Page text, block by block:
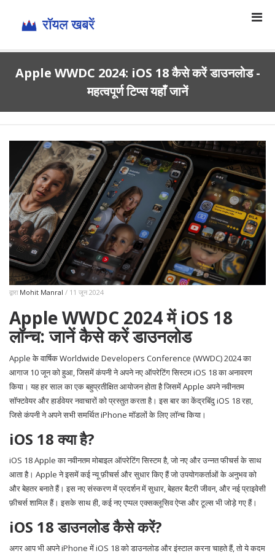
Apple WWDC 2024: iOS 18 कैसे करें डाउनलोड -
महत्वपूर्ण टिप्स यहाँ जानें
द्वारा Mohit Manral / 11 जून 2024
Apple WWDC 2024 में iOS 18
लॉन्च: जानें कैसे करें डाउनलोड
Apple के वार्षिक Worldwide Developers Conference (WWDC) 2024 का
आगाज 10 जून को हुआ, जिसमें कंपनी ने अपने नए ऑपरेटिंग सिस्टम iOS 18 का अनावरण
किया। यह हर साल का एक बहुप्रतीक्षित आयोजन होता है जिसमें Apple अपने नवीनतम
सॉफ्टवेयर और हार्डवेयर नवाचारों को प्रस्तुत करता है। इस बार का केंद्रबिंदु iOS 18 रहा,
जिसे कंपनी ने अपने सभी समर्थित iPhone मॉडलों के लिए लॉन्च किया।
iOS 18 क्या है?
iOS 18 Apple का नवीनतम मोबाइल ऑपरेटिंग सिस्टम है, जो नए और उन्नत फीचर्स के साथ
आता है। Apple ने इसमें कई न्यू फ़ीचर्स और सुधार किए हैं जो उपयोगकर्ताओं के अनुभव को
और बेहतर बनाते हैं। इस नए संस्करण में प्रदर्शन में सुधार, बेहतर बैटरी जीवन, और नई प्राइवेसी
फ़ीचर्स शामिल हैं। इसके साथ ही, कई नए एप्पल एक्सक्लूसिव ऐप्स और टूल्स भी जोड़े गए हैं।
iOS 18 डाउनलोड कैसे करें?
अगर आप भी अपने iPhone में iOS 18 को डाउनलोड और इंस्टाल करना चाहते हैं, तो ये कदम